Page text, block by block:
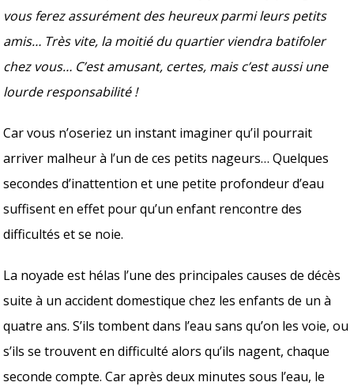
vous ferez assurément des heureux parmi leurs petits
amis… Très vite, la moitié du quartier viendra batifoler
chez vous… C’est amusant, certes, mais c’est aussi une
lourde responsabilité !
Car vous n’oseriez un instant imaginer qu’il pourrait
arriver malheur à l’un de ces petits nageurs… Quelques
secondes d’inattention et une petite profondeur d’eau
suffisent en effet pour qu’un enfant rencontre des
difficultés et se noie.
La noyade est hélas l’une des principales causes de décès
suite à un accident domestique chez les enfants de un à
quatre ans. S’ils tombent dans l’eau sans qu’on les voie, ou
s’ils se trouvent en difficulté alors qu’ils nagent, chaque
seconde compte. Car après deux minutes sous l’eau, le